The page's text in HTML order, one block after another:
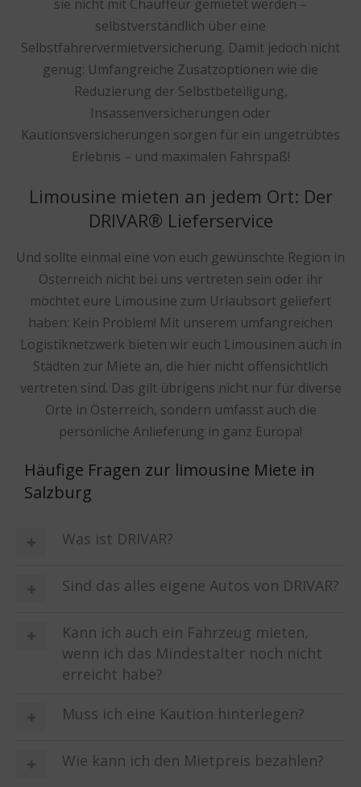
sie nicht mit Chauffeur gemietet werden –
selbstverständlich über eine
Selbstfahrervermietversicherung. Damit jedoch nicht
genug: Umfangreiche Zusatzoptionen wie die
Reduzierung der Selbstbeteiligung,
Insassenversicherungen oder
Kautionsversicherungen sorgen für ein ungetrübtes
Erlebnis – und maximalen Fahrspaß!
Limousine mieten an jedem Ort: Der
DRIVAR® Lieferservice
Und sollte einmal eine von euch gewünschte Region in
Österreich nicht bei uns vertreten sein oder ihr
möchtet eure Limousine zum Urlaubsort geliefert
haben: Kein Problem! Mit unserem umfangreichen
Logistiknetzwerk bieten wir euch Limousinen auch in
Städten zur Miete an, die hier nicht offensichtlich
vertreten sind. Das gilt übrigens nicht nur für diverse
Orte in Österreich, sondern umfasst auch die
persönliche Anlieferung in ganz Europa!
Häufige Fragen zur limousine Miete in
Salzburg
Was ist DRIVAR?
Sind das alles eigene Autos von DRIVAR?
Kann ich auch ein Fahrzeug mieten,
wenn ich das Mindestalter noch nicht
erreicht habe?
Muss ich eine Kaution hinterlegen?
Wie kann ich den Mietpreis bezahlen?